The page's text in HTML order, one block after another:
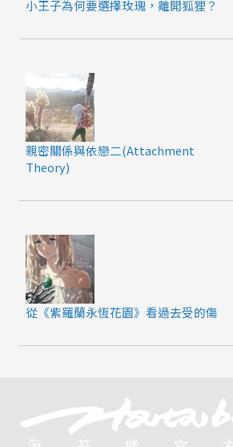
小王子為何要選擇玫瑰，離開狐狸？
親密關係與依戀二(Attachment
Theory)
從《紫羅蘭永恆花園》看過去受的傷